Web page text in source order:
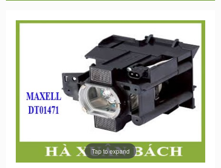
Tap to expand